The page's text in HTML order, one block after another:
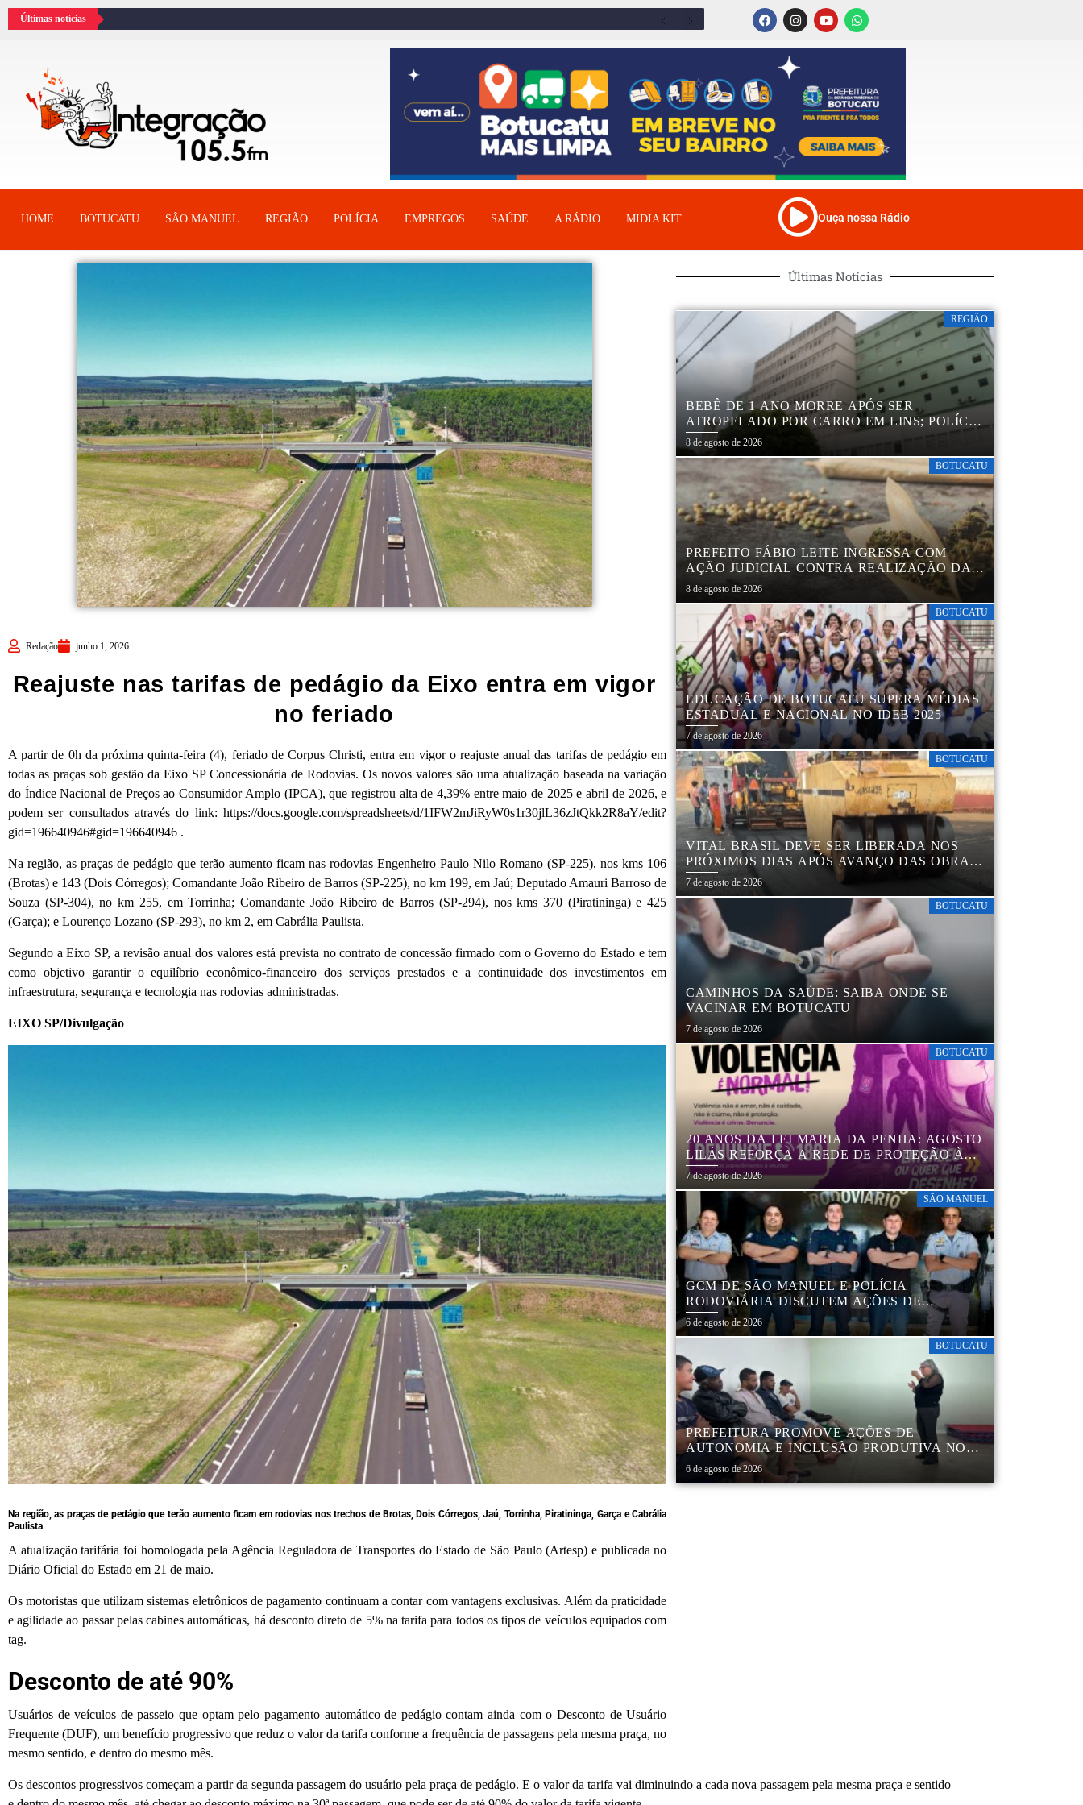
Últimas notícias
HOME BOTUCATU SÂO MANUEL REGIÃO POLÍCIA EMPREGOS SAÚDE A RÁDIO MIDIA KIT Ouça nossa Rádio
Redação junho 1, 2026
Reajuste nas tarifas de pedágio da Eixo entra em vigor
no feriado
A partir de 0h da próxima quinta-feira (4), feriado de Corpus Christi, entra em vigor o reajuste anual das tarifas de pedágio em
todas as praças sob gestão da Eixo SP Concessionária de Rodovias. Os novos valores são uma atualização baseada na variação
do Índice Nacional de Preços ao Consumidor Amplo (IPCA), que registrou alta de 4,39% entre maio de 2025 e abril de 2026, e
podem ser consultados através do link: https://docs.google.com/spreadsheets/d/1IFW2mJiRyW0s1r30jlL36zJtQkk2R8aY/edit?
gid=196640946#gid=196640946 .
Na região, as praças de pedágio que terão aumento ficam nas rodovias Engenheiro Paulo Nilo Romano (SP-225), nos kms 106
(Brotas) e 143 (Dois Córregos); Comandante João Ribeiro de Barros (SP-225), no km 199, em Jaú; Deputado Amauri Barroso de
Souza (SP-304), no km 255, em Torrinha; Comandante João Ribeiro de Barros (SP-294), nos kms 370 (Piratininga) e 425
(Garça); e Lourenço Lozano (SP-293), no km 2, em Cabrália Paulista.
Segundo a Eixo SP, a revisão anual dos valores está prevista no contrato de concessão firmado com o Governo do Estado e tem
como objetivo garantir o equilíbrio econômico-financeiro dos serviços prestados e a continuidade dos investimentos em
infraestrutura, segurança e tecnologia nas rodovias administradas.
EIXO SP/Divulgação
Na região, as praças de pedágio que terão aumento ficam em rodovias nos trechos de Brotas, Dois Córregos, Jaú, Torrinha, Piratininga, Garça e Cabrália
Paulista
A atualização tarifária foi homologada pela Agência Reguladora de Transportes do Estado de São Paulo (Artesp) e publicada no
Diário Oficial do Estado em 21 de maio.
Os motoristas que utilizam sistemas eletrônicos de pagamento continuam a contar com vantagens exclusivas. Além da praticidade
e agilidade ao passar pelas cabines automáticas, há desconto direto de 5% na tarifa para todos os tipos de veículos equipados com
tag.
Desconto de até 90%
Usuários de veículos de passeio que optam pelo pagamento automático de pedágio contam ainda com o Desconto de Usuário
Frequente (DUF), um benefício progressivo que reduz o valor da tarifa conforme a frequência de passagens pela mesma praça, no
mesmo sentido, e dentro do mesmo mês.
Os descontos progressivos começam a partir da segunda passagem do usuário pela praça de pedágio. E o valor da tarifa vai diminuindo a cada nova passagem pela mesma praça e sentido
Últimas Notícias
REGIÃO
BEBÊ DE 1 ANO MORRE APÓS SER
ATROPELADO POR CARRO EM LINS; POLÍCIA
CIVIL INVESTIGA ACIDENTE
8 de agosto de 2026
BOTUCATU
PREFEITO FÁBIO LEITE INGRESSA COM
AÇÃO JUDICIAL CONTRA REALIZAÇÃO DA
MARCHA DA MACONHA EM BOTUCATU
8 de agosto de 2026
BOTUCATU
EDUCAÇÃO DE BOTUCATU SUPERA MÉDIAS
ESTADUAL E NACIONAL NO IDEB 2025
7 de agosto de 2026
BOTUCATU
VITAL BRASIL DEVE SER LIBERADA NOS
PRÓXIMOS DIAS APÓS AVANÇO DAS OBRAS
NA REGIÃO DA RODOVIÁRIA
7 de agosto de 2026
BOTUCATU
CAMINHOS DA SAÚDE: SAIBA ONDE SE
VACINAR EM BOTUCATU
7 de agosto de 2026
BOTUCATU
20 ANOS DA LEI MARIA DA PENHA: AGOSTO
LILÁS REFORÇA A REDE DE PROTEÇÃO ÀS
MULHERES EM BOTUCATU
7 de agosto de 2026
SÃO MANUEL
GCM DE SÃO MANUEL E POLÍCIA
RODOVIÁRIA DISCUTEM AÇÕES DE
EDUCAÇÃO E SEGURANÇA NO TRÂNSITO
6 de agosto de 2026
BOTUCATU
PREFEITURA PROMOVE AÇÕES DE
AUTONOMIA E INCLUSÃO PRODUTIVA NO
CENTRO POP VIDA
6 de agosto de 2026